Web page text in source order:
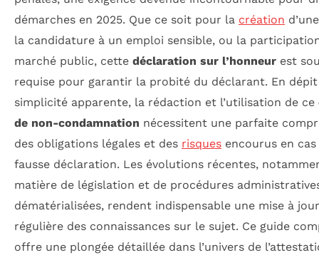
démarches en 2025. Que ce soit pour la création
la candidature à un emploi sensible, ou la
marché public, cette déclaration sur l’honneur est
requise pour garantir la probité du déclarant. En dépit
simplicité apparente, la rédaction et l’utilisation de ce
de non-condamnation nécessitent une parfaite
des obligations légales et des risques encourus en cas
fausse déclaration. Les évolutions récentes,
matière de législation et de procédures
dématérialisées, rendent indispensable une mise à jour
régulière des connaissances sur le sujet. Ce guide
offre une plongée détaillée dans l’univers de